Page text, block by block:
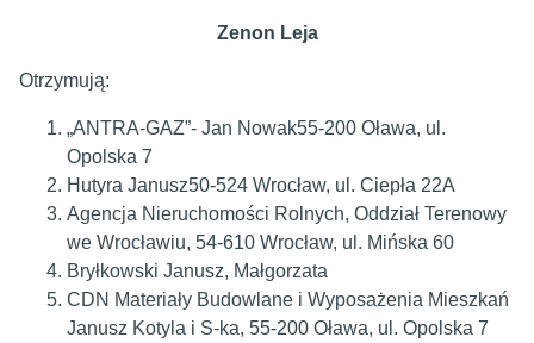
Zenon Leja
Otrzymują:
„ANTRA-GAZ”- Jan Nowak55-200 Oława, ul.
Opolska 7
Hutyra Janusz50-524 Wrocław, ul. Ciepła 22A
Agencja Nieruchomości Rolnych, Oddział Terenowy
we Wrocławiu, 54-610 Wrocław, ul. Mińska 60
Bryłkowski Janusz, Małgorzata
CDN Materiały Budowlane i Wyposażenia Mieszkań
Janusz Kotyla i S-ka, 55-200 Oława, ul. Opolska 7